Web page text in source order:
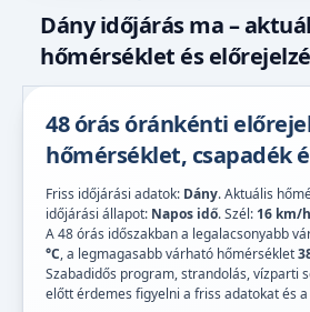
Dány időjárás ma –
hőmérséklet és
48 órás óránkénti
hőmérséklet, csapadék
Friss időjárási adatok: Dány. Aktuális
időjárási állapot: Napos idő. Szél: 16 km/h
A 48 órás időszakban a legalacsonyabb
°C, a legmagasabb várható hőmérséklet
Szabadidős program, strandolás, vízparti
előtt érdemes figyelni a friss adatokat és